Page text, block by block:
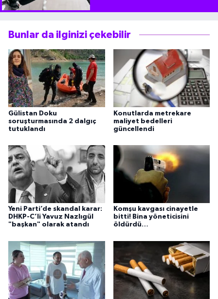
Bunlar da ilginizi çekebilir
Gülistan Doku
soruşturmasında 2 dalgıç
tutuklandı
Konutlarda metrekare
maliyet bedelleri
güncellendi
Yeni Parti’de skandal karar:
DHKP-C’li Yavuz Nazlıgül
"başkan" olarak atandı
Komşu kavgası cinayetle
bitti! Bina yöneticisini
öldürdü…